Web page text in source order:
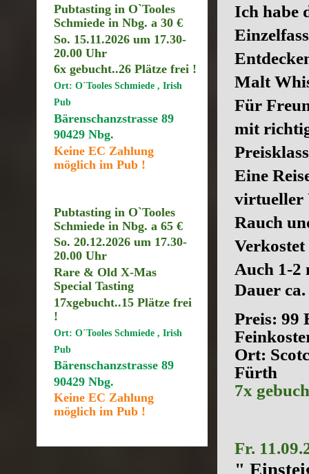
Ich habe
Malt
Für
mit
Eine
virtueller
Rauch
Auch 1-2
Dauer
Preis: 99
Ort:
Fürth
7x
Fr.
"
Pubtasting in O`Tooles
Schmiede in Nbg. a 30 €
So. 15.11.2026 um 17.30-
20.00 Uhr
6x gebucht..26 Plätze frei !
Ort: O´Tooles Schmiede , Irish
Pub
Bärenschanzstrasse 89
90429 Nbg.
Keine EC Zahlung
möglich im Pub !
Pubtasting in O`Tooles
Schmiede in Nbg. a 65 €
So. 20.12.2026 um 17.30-
20.00 Uhr
Rare & Old X-Mas
Special Tasting
17xgebucht..15 Plätze frei
!
Ort: O´Tooles Schmiede , Irish
Pub
Bärenschanzstrasse 89
90429 Nbg.
Keine EC Zahlung
möglich im Pub !